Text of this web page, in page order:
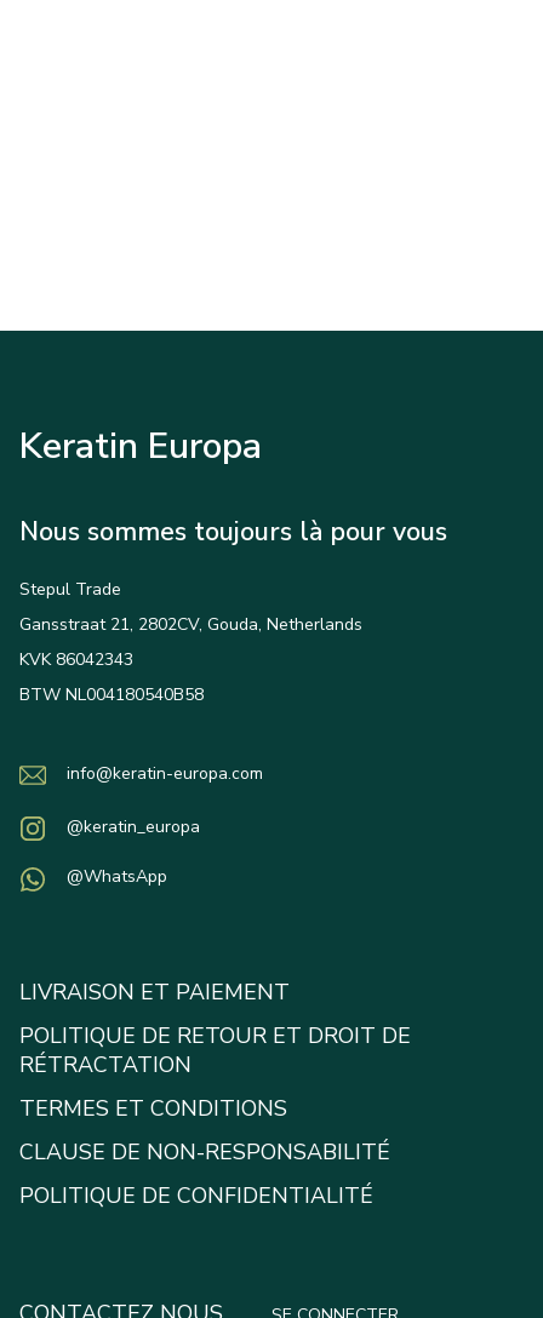
Keratin Europa
Nous sommes toujours là pour vous
Stepul Trade
Gansstraat 21, 2802CV, Gouda, Netherlands
KVK 86042343
BTW NL004180540B58
info@keratin-europa.com
@keratin_europa
@WhatsApp
LIVRAISON ET PAIEMENT
POLITIQUE DE RETOUR ET DROIT DE
RÉTRACTATION
TERMES ET CONDITIONS
CLAUSE DE NON-RESPONSABILITÉ
POLITIQUE DE CONFIDENTIALITÉ